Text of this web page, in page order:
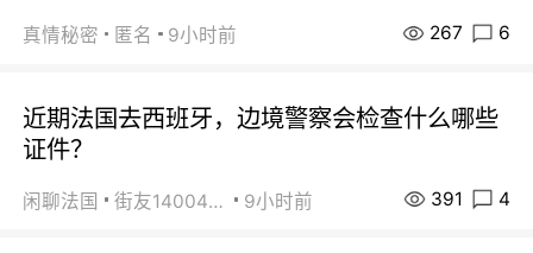
真情秘密 匿名 9小时前 267 6
近期法国去西班牙，边境警察会检查什么哪些
证件？
闲聊法国 街友14004820 9小时前 391 4